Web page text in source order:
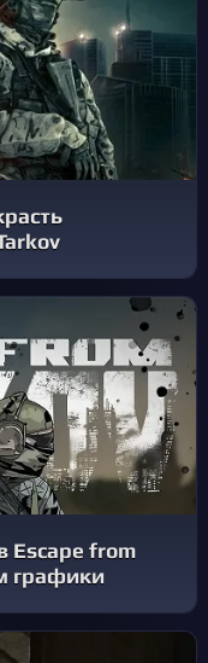
Escape from
графики